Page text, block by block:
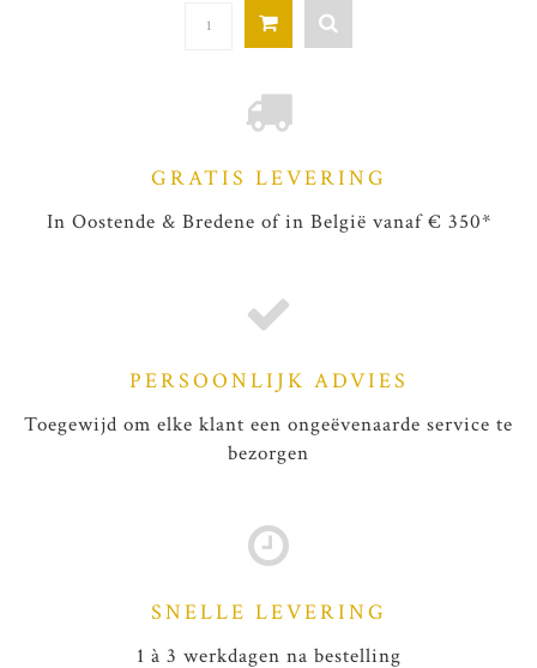
GRATIS LEVERING
In Oostende & Bredene of in België vanaf € 350*
PERSOONLIJK ADVIES
Toegewijd om elke klant een ongeëvenaarde service te
bezorgen
SNELLE LEVERING
1 à 3 werkdagen na bestelling